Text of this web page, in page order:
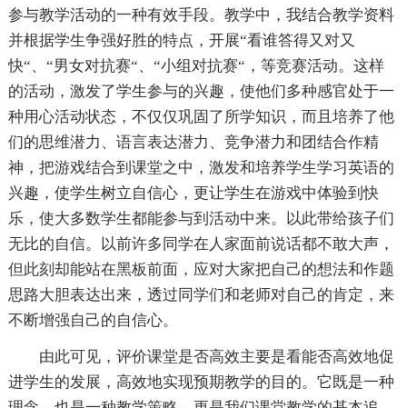
参与教学活动的一种有效手段。教学中，我结合教学资料
并根据学生争强好胜的特点，开展“看谁答得又对又
快“、“男女对抗赛“、“小组对抗赛“，等竞赛活动。这样
的活动，激发了学生参与的兴趣，使他们多种感官处于一
种用心活动状态，不仅仅巩固了所学知识，而且培养了他
们的思维潜力、语言表达潜力、竞争潜力和团结合作精
神，把游戏结合到课堂之中，激发和培养学生学习英语的
兴趣，使学生树立自信心，更让学生在游戏中体验到快
乐，使大多数学生都能参与到活动中来。以此带给孩子们
无比的自信。以前许多同学在人家面前说话都不敢大声，
但此刻却能站在黑板前面，应对大家把自己的想法和作题
思路大胆表达出来，透过同学们和老师对自己的肯定，来
不断增强自己的自信心。
由此可见，评价课堂是否高效主要是看能否高效地促
进学生的发展，高效地实现预期教学的目的。它既是一种